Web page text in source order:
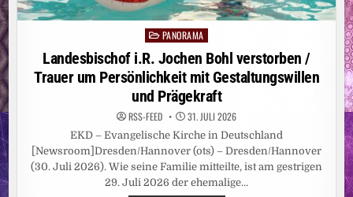
Posted
in
PANORAMA
Landesbischof i.R. Jochen Bohl verstorben /
Trauer um Persönlichkeit mit Gestaltungswillen
und Prägekraft
RSS-FEED 31. JULI 2026
EKD – Evangelische Kirche in Deutschland
[Newsroom]Dresden/Hannover (ots) – Dresden/Hannover
(30. Juli 2026). Wie seine Familie mitteilte, ist am gestrigen
29. Juli 2026 der ehemalige…